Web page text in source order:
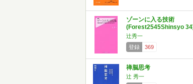
ゾーンに入る技術
(Forest2545Shinsyo
辻秀一
登録
369
禅脳思考
辻 秀一